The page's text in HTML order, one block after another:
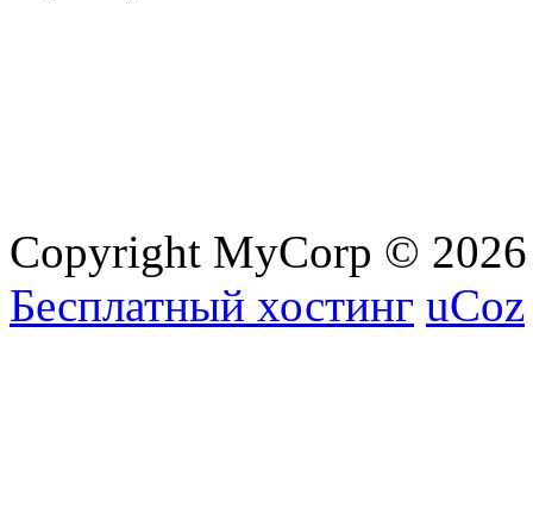
Copyright MyCorp © 2026
Бесплатный хостинг uCoz